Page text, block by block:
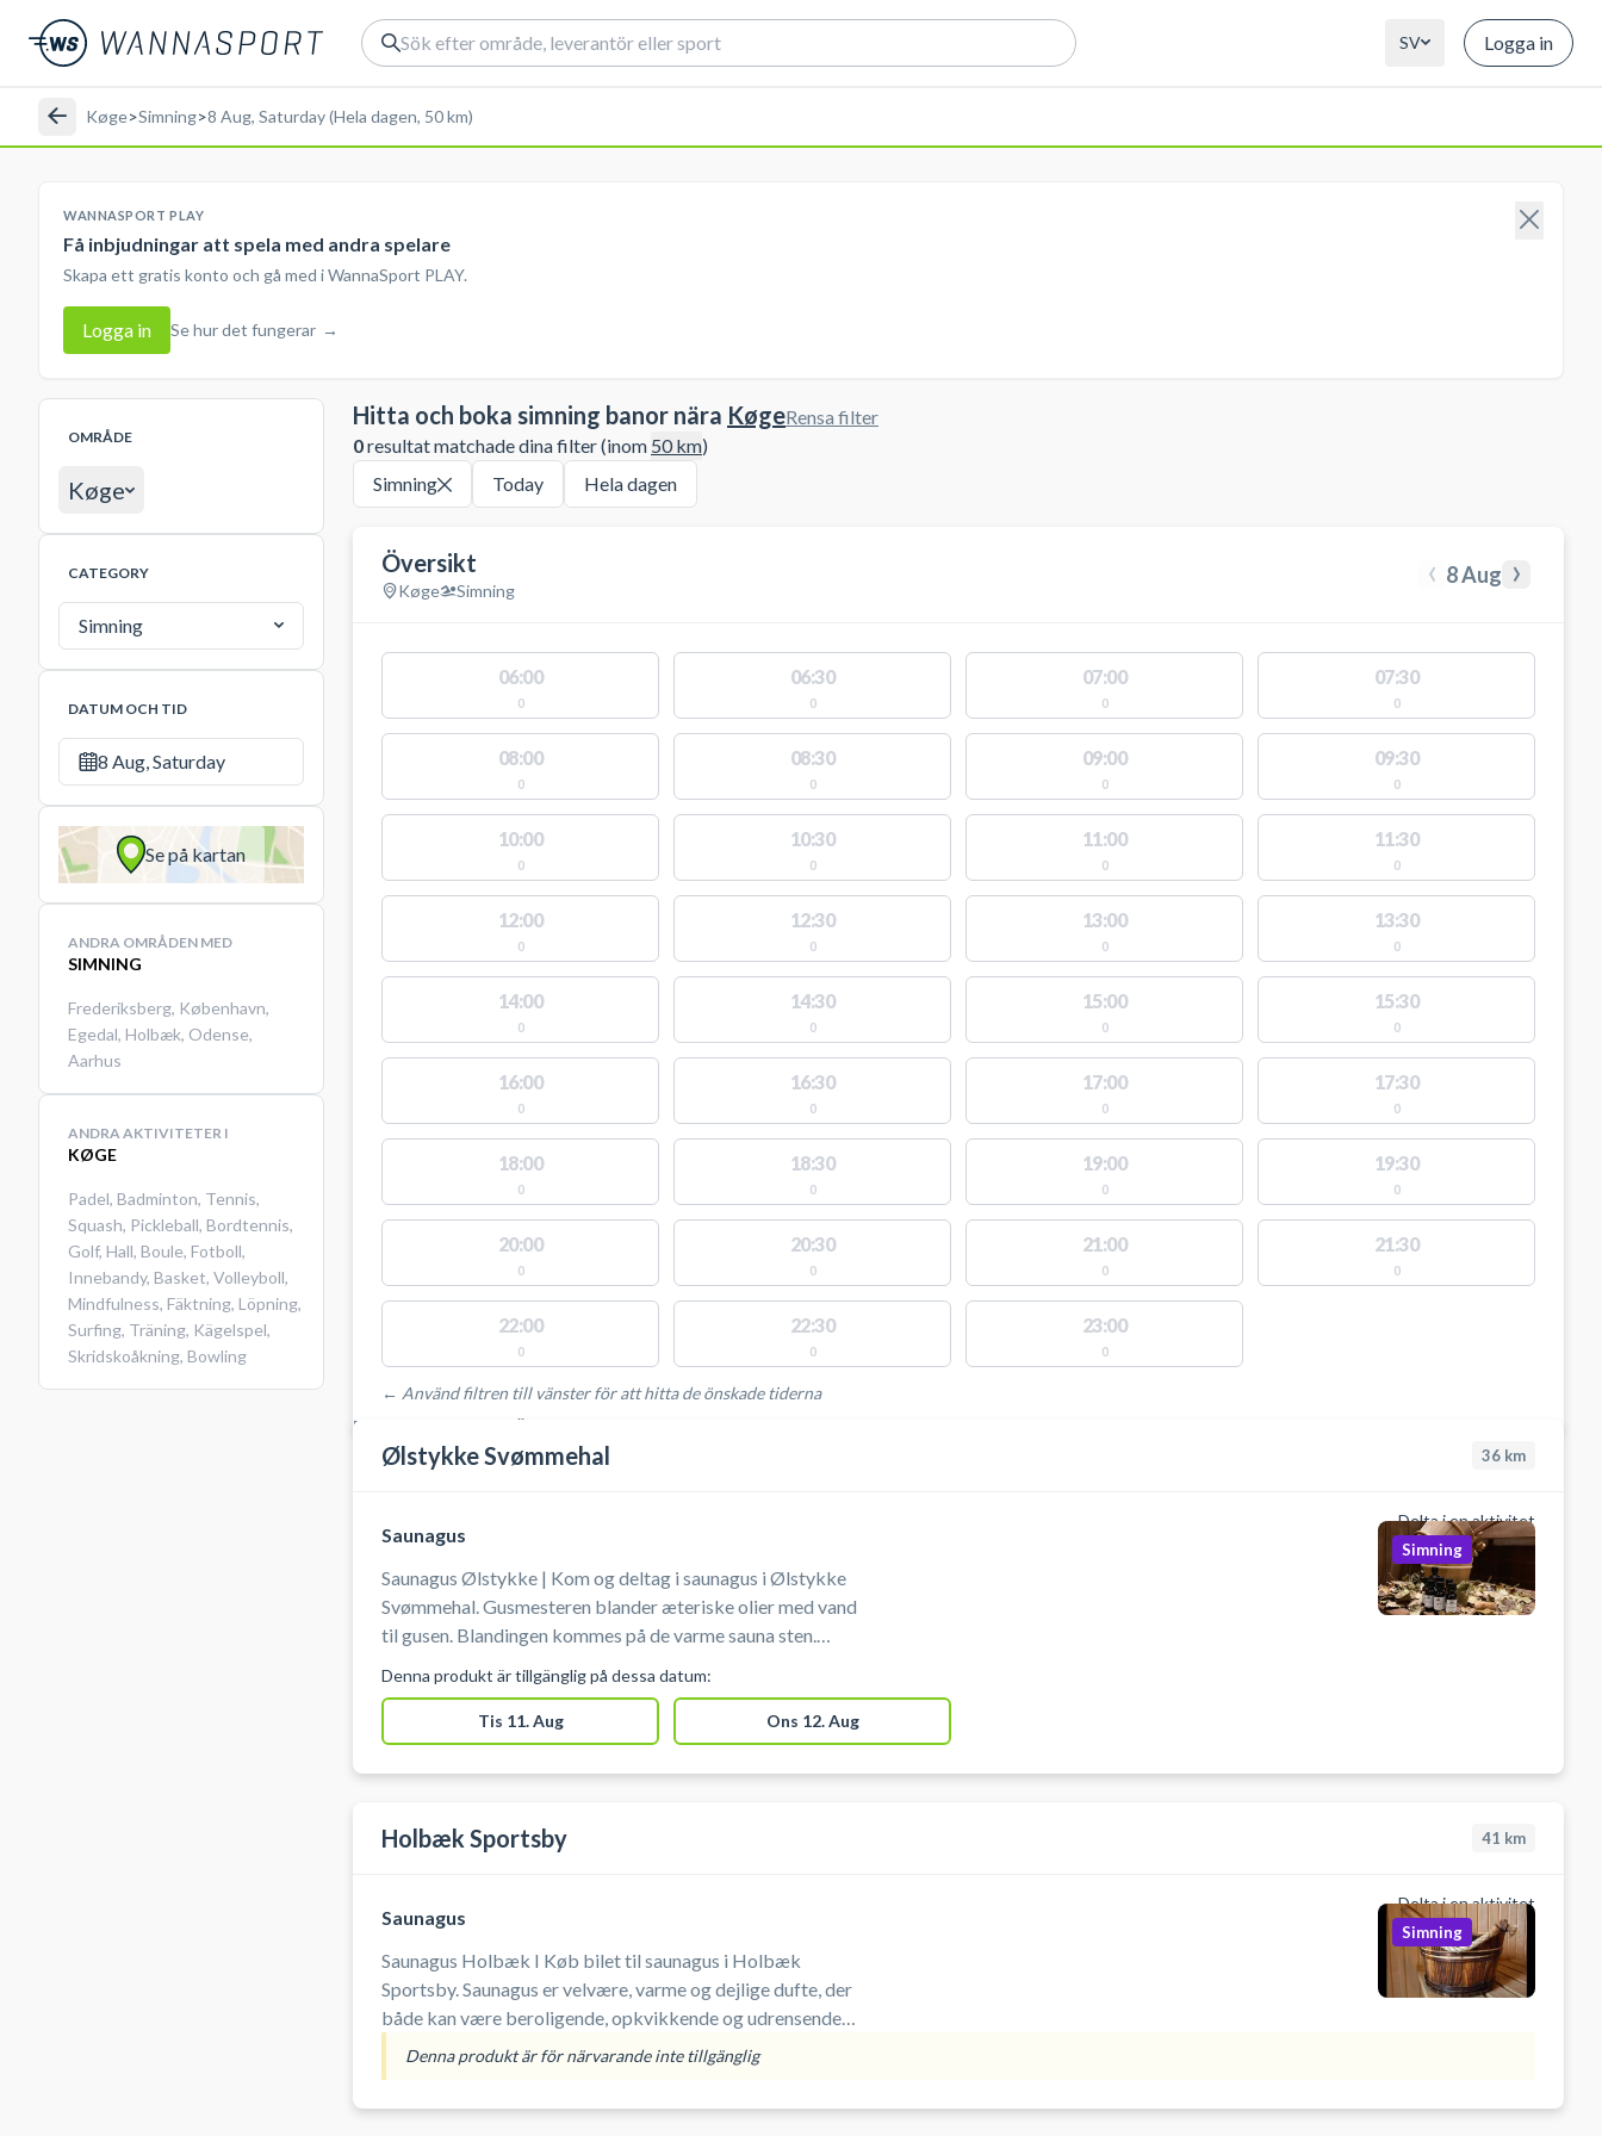
SV Logga in
Køge>Simning>8 Aug, Saturday (Hela dagen, 50 km)
WANNASPORT PLAY
Få inbjudningar att spela med andra spelare
Skapa ett gratis konto och gå med i WannaSport PLAY.
Logga in Se hur det fungerar →
OMRÅDE
Køge
CATEGORY
Simning
DATUM OCH TID
8 Aug, Saturday
Se på kartan
ANDRA OMRÅDEN MED
SIMNING
Frederiksberg, København,
Egedal, Holbæk, Odense,
Aarhus
ANDRA AKTIVITETER I
KØGE
Padel, Badminton, Tennis,
Squash, Pickleball, Bordtennis,
Golf, Hall, Boule, Fotboll,
Innebandy, Basket, Volleyboll,
Mindfulness, Fäktning, Löpning,
Surfing, Träning, Kägelspel,
Skridskoåkning, Bowling
Hitta och boka simning banor nära Køge
0resultat matchade dina filter (inom 50km)
Rensa filter
Simning Today Hela dagen
Översikt
Køge Simning ‹ 8 Aug ›
06:00
0
06:30
0
07:00
0
07:30
0
08:00
0
08:30
0
09:00
0
09:30
0
10:00
0
10:30
0
11:00
0
11:30
0
12:00
0
12:30
0
13:00
0
13:30
0
14:00
0
14:30
0
15:00
0
15:30
0
16:00
0
16:30
0
17:00
0
17:30
0
18:00
0
18:30
0
19:00
0
19:30
0
20:00
0
20:30
0
21:00
0
21:30
0
22:00
0
22:30
0
23:00
0
← Använd filtren till vänster för att hitta de önskade tiderna
PLATSER MED TILLGÄNGLIGA AKTIVITETER
Ølstykke Svømmehal 36 km
Delta i en aktivitet
Saunagus
Saunagus Ølstykke | Kom og deltag i saunagus i Ølstykke
Svømmehal. Gusmesteren blander æteriske olier med vand
til gusen. Blandingen kommes på de varme sauna sten.
behagelig gus. Book din billet til gus i Ølstykke nu!
Simning
Denna produkt är tillgänglig på dessa datum:
Tis 11. Aug Ons 12. Aug
Holbæk Sportsby 41 km
Delta i en aktivitet
Saunagus
Saunagus Holbæk I Køb bilet til saunagus i Holbæk
Sportsby. Saunagus er velvære, varme og dejlige dufte, der
både kan være beroligende, opkvikkende og udrensende -
og så en lille tur i et af bassinerne i pausen. Kom og deltag i
saunagus i svømmehallen i Holbæk Sportsby. #Saunagus-
Holbæk #Saunagus-Odsherred #Gus-Odsherred #Gus-
Simning
Denna produkt är för närvarande inte tillgänglig